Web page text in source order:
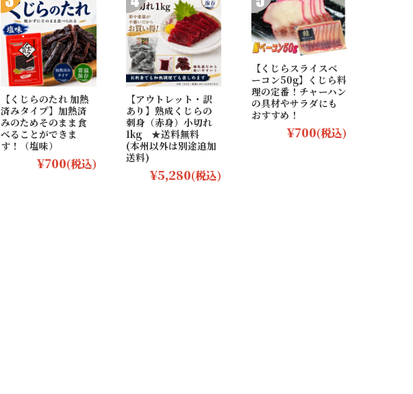
【くじらのたれ 加熱
済みタイプ】加熱済
みのためそのまま食
べることができま
す！（塩味）
¥700(税込)
【アウトレット・訳
あり】熟成くじらの
刺身（赤身）小切れ
1kg ★送料無料
(本州以外は別途追加
送料)
¥5,280(税込)
【くじらスライスベ
ーコン50g】くじら料
理の定番！チャーハン
の具材やサラダにも
おすすめ！
¥700(税込)